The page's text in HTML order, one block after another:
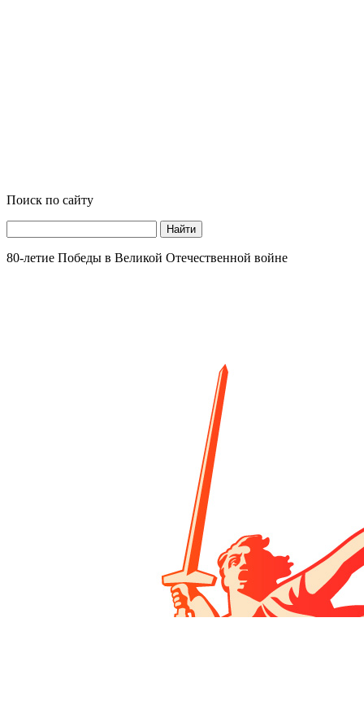
Поиск по сайту
Найти
80-летие Победы в Великой Отечественной войне